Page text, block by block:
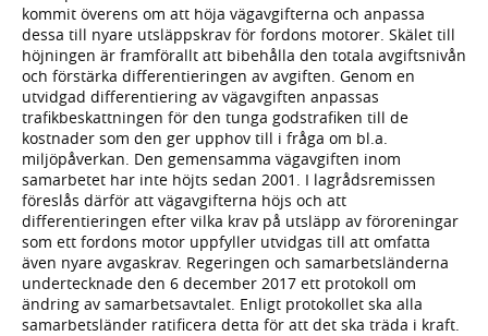
kommit överens om att höja vägavgifterna och anpassa
dessa till nyare utsläppskrav för fordons motorer. Skälet till
höjningen är framförallt att bibehålla den totala avgiftsnivån
och förstärka differentieringen av avgiften. Genom en
utvidgad differentiering av vägavgiften anpassas
trafikbeskattningen för den tunga godstrafiken till de
kostnader som den ger upphov till i fråga om bl.a.
miljöpåverkan. Den gemensamma vägavgiften inom
samarbetet har inte höjts sedan 2001. I lagrådsremissen
föreslås därför att vägavgifterna höjs och att
differentieringen efter vilka krav på utsläpp av föroreningar
som ett fordons motor uppfyller utvidgas till att omfatta
även nyare avgaskrav. Regeringen och samarbetsländerna
undertecknade den 6 december 2017 ett protokoll om
ändring av samarbetsavtalet. Enligt protokollet ska alla
samarbetsländer ratificera detta för att det ska träda i kraft.